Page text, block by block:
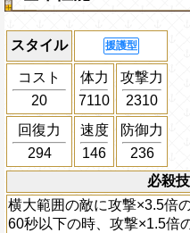
スタイル 援護型
コスト
20
体力
7110
攻撃力
2310
回復力
294
速度
146
防御力
236
必殺
横大範囲の敵に攻撃×3.5倍
60秒以下の時、攻撃×1.5倍